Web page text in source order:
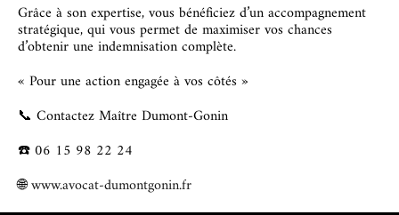
Grâce à son expertise, vous bénéficiez d’un accompagnement
stratégique, qui vous permet de maximiser vos chances
d’obtenir une indemnisation complète.
« Pour une action engagée à vos côtés »
📞 Contactez Maître Dumont-Gonin
☎️ 06 15 98 22 24
🌐www.avocat-dumontgonin.fr